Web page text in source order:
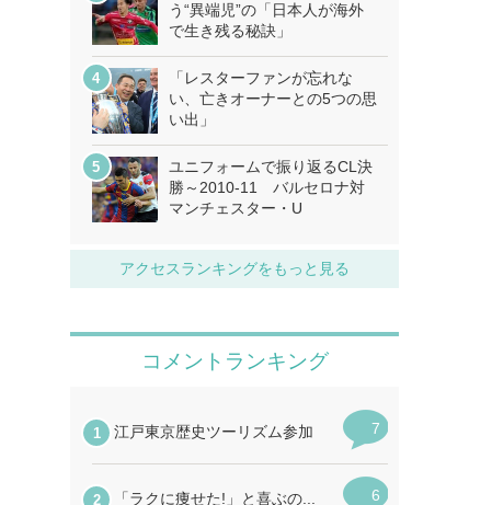
う“異端児”の「日本人が海外
で生き残る秘訣」
「レスターファンが忘れな
い、亡きオーナーとの5つの思
い出」
ユニフォームで振り返るCL決
勝～2010-11 バルセロナ対
マンチェスター・U
アクセスランキングをもっと見る